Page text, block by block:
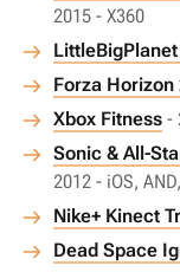
2015 - X360
Forza Horizon
Xbox Fitness -
Sonic & All-
2012 - iOS,
Nike+ Kinect
Dead Space